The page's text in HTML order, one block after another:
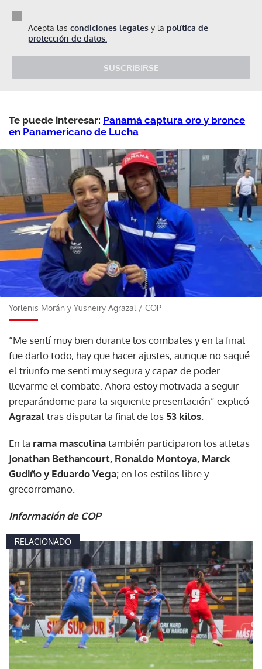
Acepta las condiciones legales y la política de
protección de datos.
SUSCRIBIRSE
Te puede interesar: Panamá captura oro y bronce
en Panamericano de Lucha
Yorlenis Morán y Yusneiry Agrazal / COP
“Me sentí muy bien durante los combates y en la final
fue darlo todo, hay que hacer ajustes, aunque no saqué
el triunfo me sentí muy segura y capaz de poder
llevarme el combate. Ahora estoy motivada a seguir
preparándome para la siguiente presentación” explicó
Agrazaltras disputar la final de los 53 kilos
En la rama masculinatambién participaron los atletas
Jonathan Bethancourt, Ronaldo Montoya, Marck
Gudiño y Eduardo Vega; en los estilos libre y
grecorromano.
Información de COP
RELACIONADO